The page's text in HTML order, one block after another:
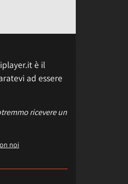
è il
ad essere
ricevere un
noi